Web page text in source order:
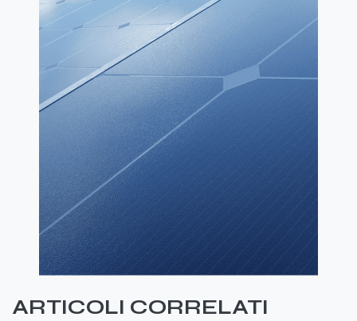
ARTICOLI CORRELATI